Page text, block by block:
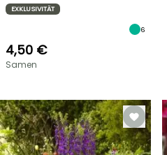
EXKLUSIVITÄT
6
4,50 €
Samen